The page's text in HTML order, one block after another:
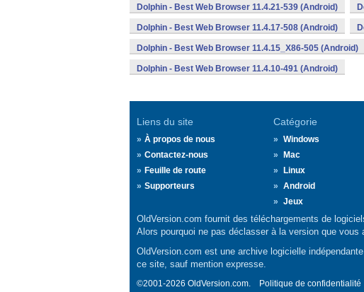
Dolphin - Best Web Browser 11.4.21-539 (Android)
Dolphin - Best Web Browser 11.4.17-508 (Android)
Dolphin - Best Web Browser 11.4.15_X86-505 (Android)
Dolphin - Best Web Browser 11.4.10-491 (Android)
Liens du site
À propos de nous
Contactez-nous
Feuille de route
Supporteurs
Catégorie
Windows
Mac
Linux
Android
Jeux
OldVersion.com fournit des téléchargements de
Alors pourquoi ne pas déclasser à la version que
OldVersion.com est une archive logicielle
ce site, sauf mention expresse.
©2001-2026 OldVersion.com. Politique de confidentialité